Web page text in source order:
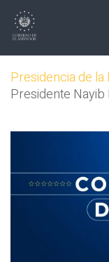
Presidencia de la
Presidente Nayib